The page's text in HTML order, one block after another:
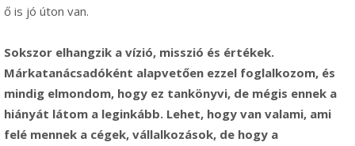
ő is jó úton van.
Sokszor elhangzik a vízió, misszió és értékek.
Márkatanácsadóként alapvetően ezzel foglalkozom, és
mindig elmondom, hogy ez tankönyvi, de mégis ennek a
hiányát látom a leginkább. Lehet, hogy van valami, ami
felé mennek a cégek, vállalkozások, de hogy a